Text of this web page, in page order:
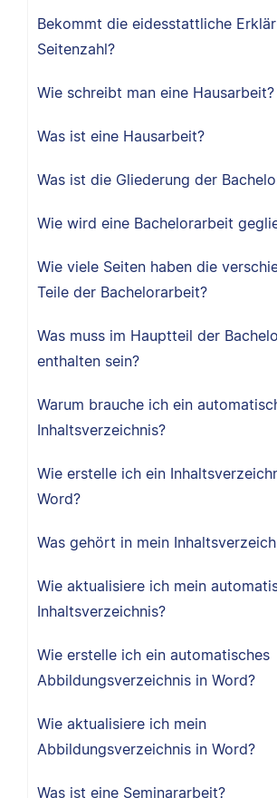
Bekommt die eidesstattliche
Seitenzahl?
Wie schreibt man eine Hausarbeit?
Was ist eine Hausarbeit?
Was ist die Gliederung der
Wie wird eine Bachelorarbeit
Wie viele Seiten haben die
Teile der Bachelorarbeit?
Was muss im Hauptteil der
enthalten sein?
Warum brauche ich ein
Inhaltsverzeichnis?
Wie erstelle ich ein
Word?
Was gehört in mein
Wie aktualisiere ich mein
Inhaltsverzeichnis?
Wie erstelle ich ein automatisches
Abbildungsverzeichnis in Word?
Wie aktualisiere ich mein
Abbildungsverzeichnis in Word?
Was ist eine Seminararbeit?